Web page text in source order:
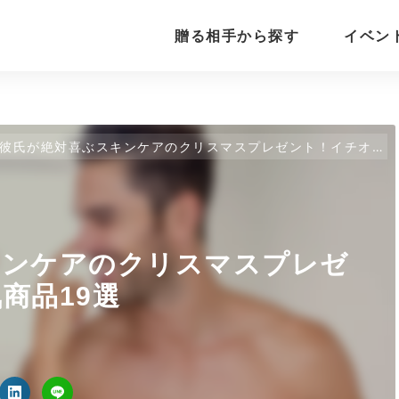
贈る相手から探す イベン
彼氏が絶対喜ぶスキンケアのクリスマスプレゼント！イチオシ人気商品19選
ケアのクリスマスプレゼ
品19選